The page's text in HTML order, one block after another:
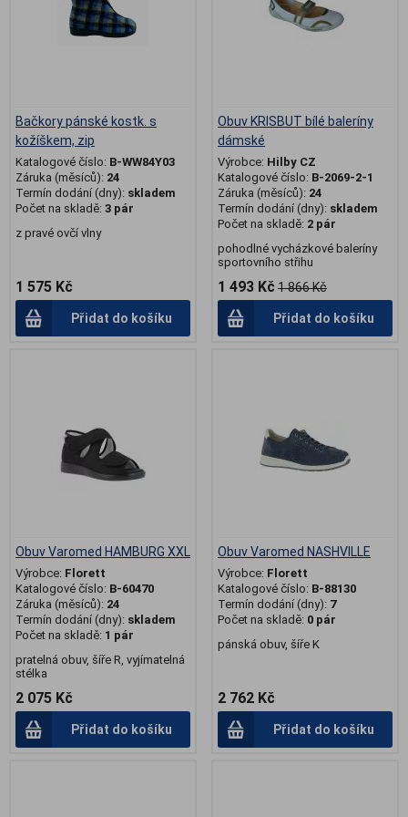
Bačkory pánské kostk. s
kožíškem, zip
Katalogové číslo: B-WW84Y03
Záruka (měsíců): 24
Termín dodání (dny): skladem
Počet na skladě: 3 pár
z pravé ovčí vlny
1 575 Kč
Přidat do košíku
Obuv KRISBUT bílé baleríny
dámské
Výrobce: Hilby CZ
Katalogové číslo: B-2069-2-1
Záruka (měsíců): 24
Termín dodání (dny): skladem
Počet na skladě: 2 pár
pohodlné vycházkové baleríny
sportovního střihu
1 493 Kč 1 866 Kč
Přidat do košíku
Obuv Varomed HAMBURG XXL
Výrobce: Florett
Katalogové číslo: B-60470
Záruka (měsíců): 24
Termín dodání (dny): skladem
Počet na skladě: 1 pár
pratelná obuv, šíře R, vyjímatelná
stélka
2 075 Kč
Přidat do košíku
Obuv Varomed NASHVILLE
Výrobce: Florett
Katalogové číslo: B-88130
Termín dodání (dny): 7
Počet na skladě: 0 pár
pánská obuv, šíře K
2 762 Kč
Přidat do košíku